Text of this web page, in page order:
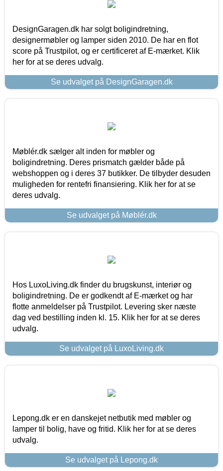
DesignGaragen.dk har solgt boligindretning,
designermøbler og lamper siden 2010. De har en flot
score på Trustpilot, og er certificeret af E-mærket. Klik
her for at se deres udvalg.
Se udvalget på DesignGaragen.dk
Møblér.dk sælger alt inden for møbler og
boligindretning. Deres prismatch gælder både på
webshoppen og i deres 37 butikker. De tilbyder desuden
muligheden for rentefri finansiering. Klik her for at se
deres udvalg.
Se udvalget på Møblér.dk
Hos LuxoLiving.dk finder du brugskunst, interiør og
boligindretning. De er godkendt af E-mærket og har
flotte anmeldelser på Trustpilot. Levering sker næste
dag ved bestilling inden kl. 15. Klik her for at se deres
udvalg.
Se udvalget på LuxoLiving.dk
Lepong.dk er en danskejet netbutik med møbler og
lamper til bolig, have og fritid. Klik her for at se deres
udvalg.
Se udvalget på Lepong.dk